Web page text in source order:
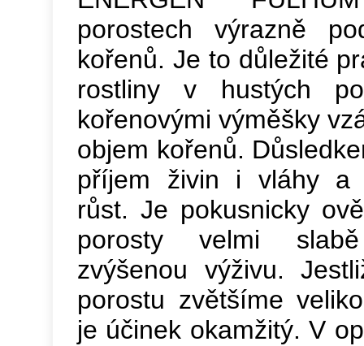
porostech výrazně
kořenů. Je to důležité
rostliny v hustých
kořenovými výměšky
objem kořenů.
příjem živin i vláhy a
růst. Je pokusnicky
porosty velmi
zvýšenou výživu.
porostu zvětšíme
je účinek okamžitý. V